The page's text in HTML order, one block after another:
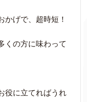
かげで、超時短！
くの方に味わって
役に立てればうれ